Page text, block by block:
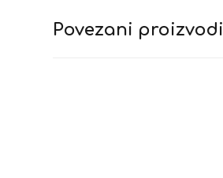
Povezani proizvodi